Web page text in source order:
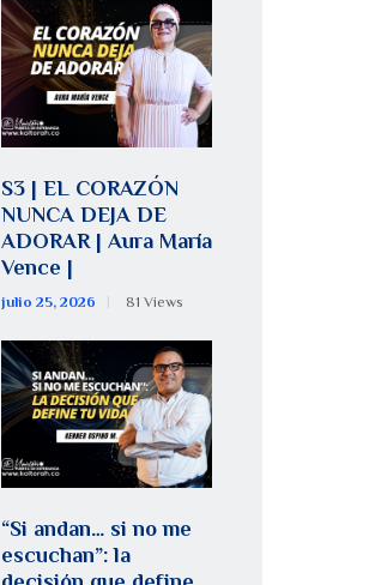
S3 | EL CORAZÓN
NUNCA DEJA DE
ADORAR | Aura María
Vence |
julio 25, 2026 81 Views
“Si andan… si no me
escuchan”: la